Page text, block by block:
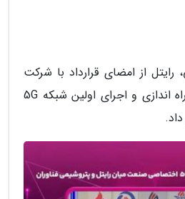
رایتل از امضای قرارداد با شرکت
پتروشیمی فناوری برای راه اندازی و اجرای اولین شبکه 5G